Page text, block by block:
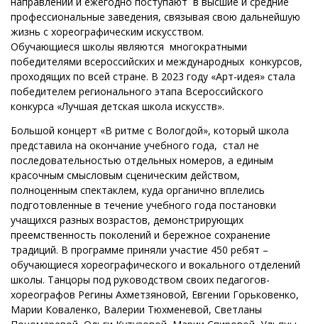
профессиональные заведения, связывая свою дальнейшую
жизнь с хореографическим искусством.
Обучающиеся школы являются многократными
победителями всероссийских и международных конкурсов,
проходящих по всей стране. В 2023 году «Арт-идея» стала
победителем регионального этапа Всероссийского
конкурса «Лучшая детская школа искусств».
Большой концерт «В ритме с Вологдой», который школа
представила на окончание учебного года, стал не
последовательностью отдельных номеров, а единым
красочным смысловым сценическим действом,
полноценным спектаклем, куда органично вплелись
подготовленные в течение учебного года постановки
учащихся разных возрастов, демонстрирующих
преемственность поколений и бережное сохранение
традиций. В программе приняли участие 450 ребят –
обучающиеся хореографического и вокального отделений
школы. Танцоры под руководством своих педагогов-
хореографов Регины Ахметзяновой, Евгении Горьковенко,
Марии Коваленко, Валерии Тюхменевой, Светланы